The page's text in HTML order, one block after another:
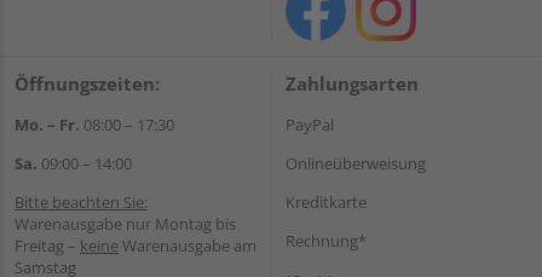
Öffnungszeiten:
Mo. – Fr. 08:00 – 17:30
Sa. 09:00 – 14:00
Bitte beachten Sie:
Warenausgabe nur Montag bis
Freitag – keineWarenausgabe am
Samstag
Zahlungsarten
PayPal
Onlineüberweisung
Kreditkarte
Rechnung*